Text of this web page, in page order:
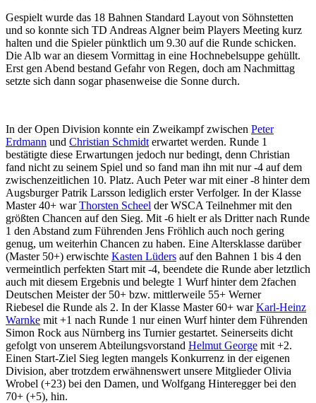
Gespielt wurde das 18 Bahnen Standard Layout von Söhnstetten
und so konnte sich TD Andreas Algner beim Players Meeting kurz
halten und die Spieler pünktlich um 9.30 auf die Runde schicken.
Die Alb war an diesem Vormittag in eine Hochnebelsuppe gehüllt.
Erst gen Abend bestand Gefahr von Regen, doch am Nachmittag
setzte sich dann sogar phasenweise die Sonne durch.
In der Open Division konnte ein Zweikampf zwischen Peter
Erdmann und Christian Schmidt erwartet werden. Runde 1
bestätigte diese Erwartungen jedoch nur bedingt, denn Christian
fand nicht zu seinem Spiel und so fand man ihn mit nur -4 auf dem
zwischenzeitlichen 10. Platz. Auch Peter war mit einer -8 hinter dem
Augsburger Patrik Larsson lediglich erster Verfolger. In der Klasse
Master 40+ warThorsten Scheel der WSCA Teilnehmer mit den
größten Chancen auf den Sieg. Mit -6 hielt er als Dritter nach Runde
1 den Abstand zum Führenden Jens Fröhlich auch noch gering
genug, um weiterhin Chancen zu haben. Eine Altersklasse darüber
(Master 50+) erwischte Kasten Lüders auf den Bahnen 1 bis 4 den
vermeintlich perfekten Start mit -4, beendete die Runde aber letztlich
auch mit diesem Ergebnis und belegte 1 Wurf hinter dem 2fachen
Deutschen Meister der 50+ bzw. mittlerweile 55+ Werner
Riebesel die Runde als 2. In der Klasse Master 60+ warKarl-Heinz
Warnke mit +1 nach Runde 1 nur einen Wurf hinter dem Führenden
Simon Rock aus Nürnberg ins Turnier gestartet. Seinerseits dicht
gefolgt von unserem Abteilungsvorstand Helmut George mit +2.
Einen Start-Ziel Sieg legten mangels Konkurrenz in der eigenen
Division, aber trotzdem erwähnenswert unsere Mitglieder Olivia
Wrobel (+23) bei den Damen, und Wolfgang Hinteregger bei den
70+ (+5), hin.